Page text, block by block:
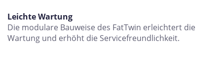
Leichte Wartung
Die modulare Bauweise des FatTwin erleichtert die
Wartung und erhöht die Servicefreundlichkeit.